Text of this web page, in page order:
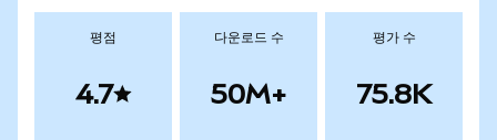
평점
4.7
다운로드 수
50M+
평가 수
75.8K